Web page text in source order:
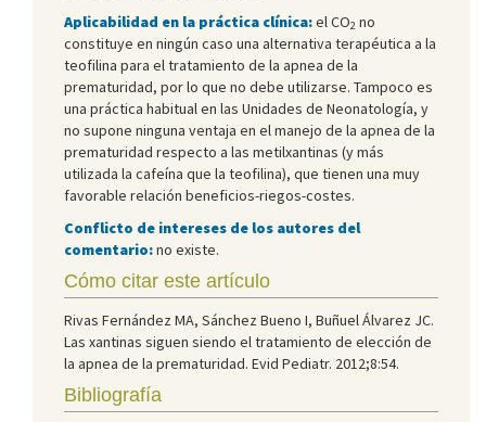
Aplicabilidad en la práctica clínica:el CO2 no
constituye en ningún caso una alternativa terapéutica a la
teofilina para el tratamiento de la apnea de la
prematuridad, por lo que no debe utilizarse. Tampoco es
una práctica habitual en las Unidades de Neonatología, y
no supone ninguna ventaja en el manejo de la apnea de la
prematuridad respecto a las metilxantinas (y más
utilizada la cafeína que la teofilina), que tienen una muy
favorable relación beneficios-riegos-costes.
Conflicto de intereses de los autores del
comentario:no existe.
Cómo citar este artículo
Rivas Fernández MA, Sánchez Bueno I, Buñuel Álvarez JC.
Las xantinas siguen siendo el tratamiento de elección de
la apnea de la prematuridad. Evid Pediatr. 2012;8:54.
Bibliografía